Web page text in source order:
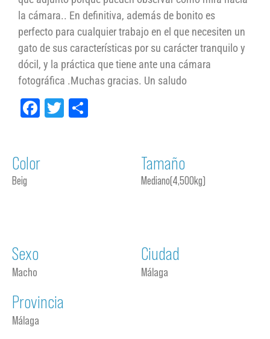
la cámara.. En definitiva, además de bonito es
perfecto para cualquier trabajo en el que necesiten un
gato de sus características por su carácter tranquilo y
dócil, y la práctica que tiene ante una cámara
fotográfica .Muchas gracias. Un saludo
Facebook
Twitter
Color
Beig
Tamaño
Mediano(4,500kg)
Sexo
Macho
Ciudad
Málaga
Provincia
Málaga